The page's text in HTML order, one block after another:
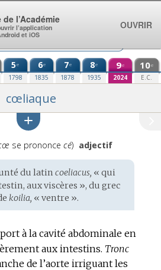
5e
1798
6e
1835
7e
1878
8e
1935
9e
2024
10e
E.C.
cœliaque
se prononce cé) adjectif
du latin coeliacus, « qui
aux viscères », du grec
koilia, « ventre ».
à la cavité abdominale en
aux intestins. Tronc
de l’aorte irriguant les
l’Académie
l’application
et iOS
OUVRIR